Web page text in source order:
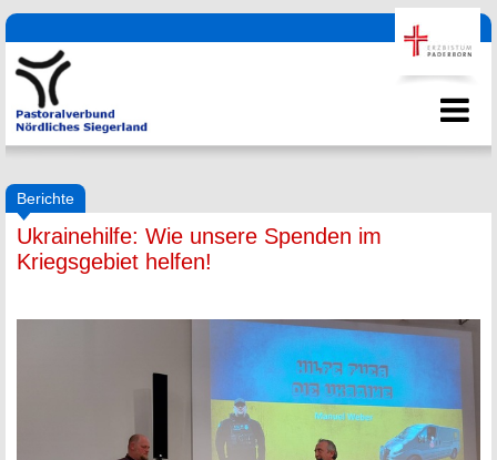
Berichte
Ukrainehilfe: Wie unsere Spenden im
Kriegsgebiet helfen!